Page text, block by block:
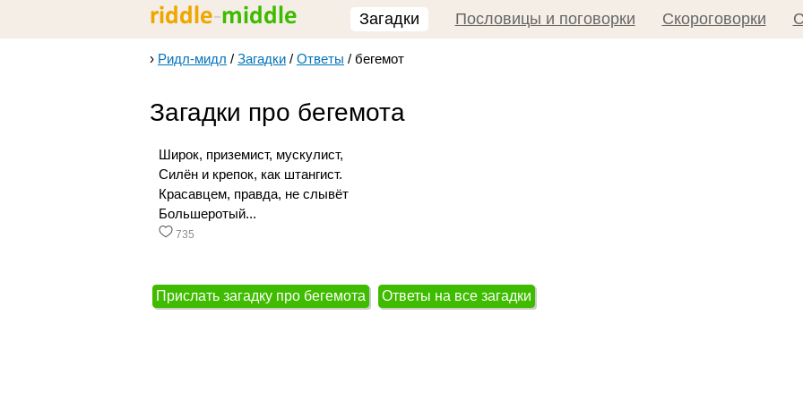
Загадки Пословицы и поговорки Скороговорки
› Ридл-мидл / Загадки / Ответы / бегемот
Загадки про бегемота
Широк, приземист, мускулист,
Силён и крепок, как штангист.
Красавцем, правда, не слывёт
Большеротый...
735
Прислать загадку про бегемота Ответы на все загадки